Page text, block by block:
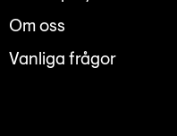
Om oss
Vanliga frågor